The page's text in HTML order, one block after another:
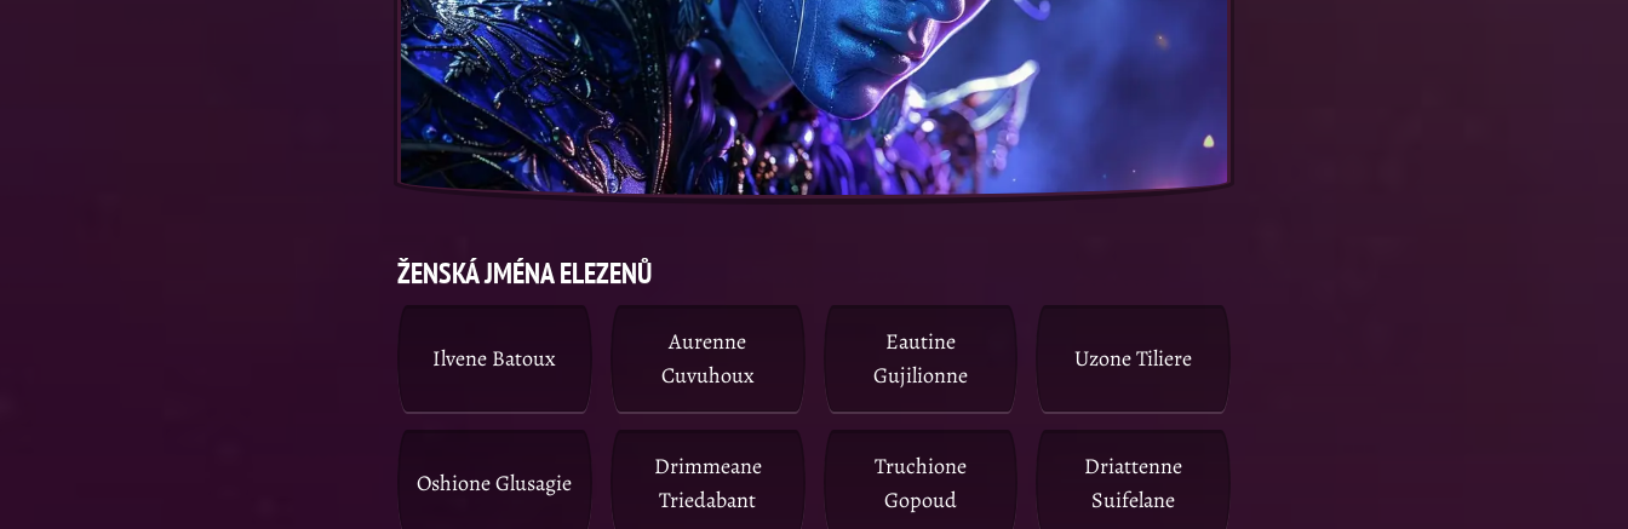
ŽENSKÁ JMÉNA ELEZENŮ
Ilvene Batoux
Aurenne
Cuvuhoux
Eautine
Gujilionne
Uzone Tiliere
Oshione Glusagie
Drimmeane
Triedabant
Truchione
Gopoud
Driattenne
Suifelane